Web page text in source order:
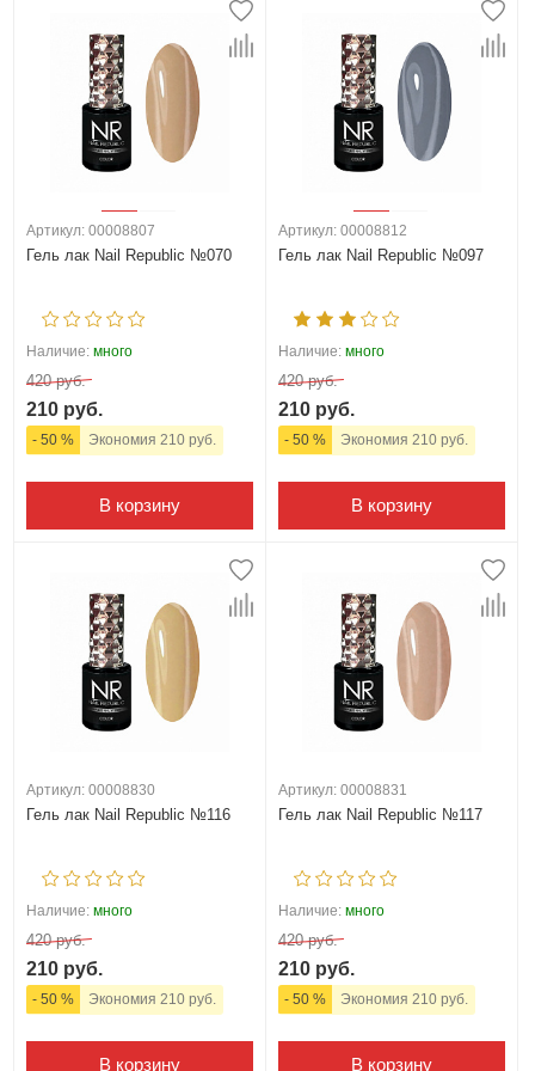
Артикул: 00008807
Гель лак Nail Republic №070
Наличие: много
420 руб.
210 руб.
- 50 % Экономия 210 руб.
В корзину
Артикул: 00008812
Гель лак Nail Republic №097
Наличие: много
420 руб.
210 руб.
- 50 % Экономия 210 руб.
В корзину
Артикул: 00008830
Гель лак Nail Republic №116
Наличие: много
420 руб.
210 руб.
- 50 % Экономия 210 руб.
В корзину
Артикул: 00008831
Гель лак Nail Republic №117
Наличие: много
420 руб.
210 руб.
- 50 % Экономия 210 руб.
В корзину